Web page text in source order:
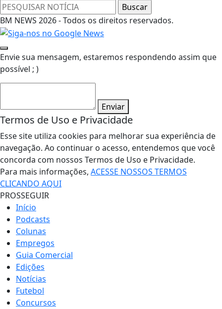
BM NEWS 2026 - Todos os direitos reservados.
Envie sua mensagem, estaremos respondendo assim que
possível ; )
Enviar
Termos de Uso e Privacidade
Esse site utiliza cookies para melhorar sua experiência de
navegação. Ao continuar o acesso, entendemos que você
concorda com nossos Termos de Uso e Privacidade.
Para mais informações, ACESSE NOSSOS TERMOS
CLICANDO AQUI
PROSSEGUIR
Início
Podcasts
Colunas
Empregos
Guia Comercial
Edições
Notícias
Futebol
Concursos